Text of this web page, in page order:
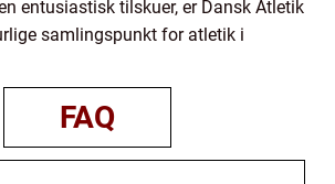
entusiastisk tilskuer, er Dansk Atletik
samlingspunkt for atletik i
FAQ